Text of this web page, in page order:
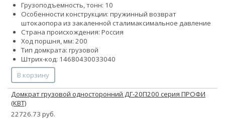
Грузоподъемность, тонн: 10
Особенности конструкции: пружинный возврат
штокаопора из закаленной сталимаксимальное давление
Страна происхождения: Россия
Ход поршня, мм: 200
Тип домкрата: грузовой
Штрих-код: 14680430033040
В корзину
Домкрат грузовой односторонний ДГ-20П200 серия ПРОФИ
(КВТ)
22726.73 руб.